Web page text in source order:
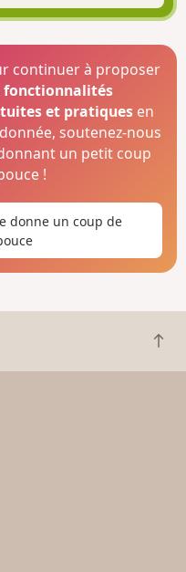
continuer à proposer
fonctionnalités
et pratiques en
soutenez-nous
un petit coup
!
donne un coup de
R
e